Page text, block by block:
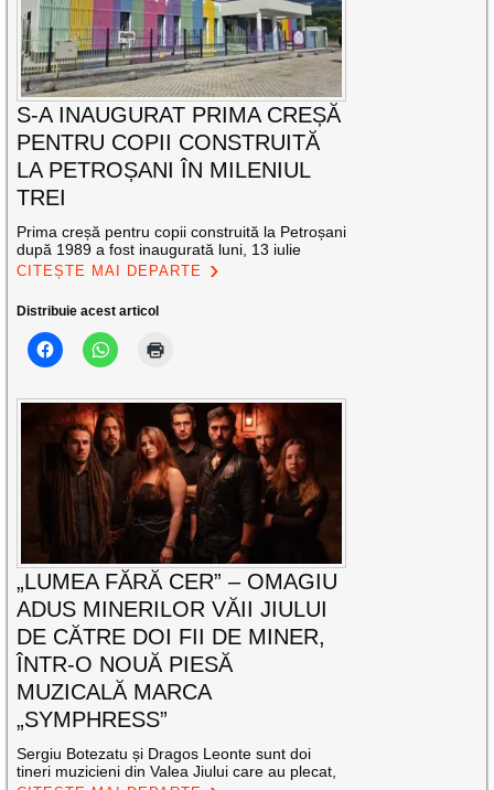
S-A INAUGURAT PRIMA CREȘĂ
PENTRU COPII CONSTRUITĂ
LA PETROȘANI ÎN MILENIUL
TREI
Prima creșă pentru copii construită la Petroșani
după 1989 a fost inaugurată luni, 13 iulie
CITEȘTE MAI DEPARTE
Distribuie acest articol
„LUMEA FĂRĂ CER” – OMAGIU
ADUS MINERILOR VĂII JIULUI
DE CĂTRE DOI FII DE MINER,
ÎNTR-O NOUĂ PIESĂ
MUZICALĂ MARCA
„SYMPHRESS”
Sergiu Botezatu și Dragos Leonte sunt doi
tineri muzicieni din Valea Jiului care au plecat,